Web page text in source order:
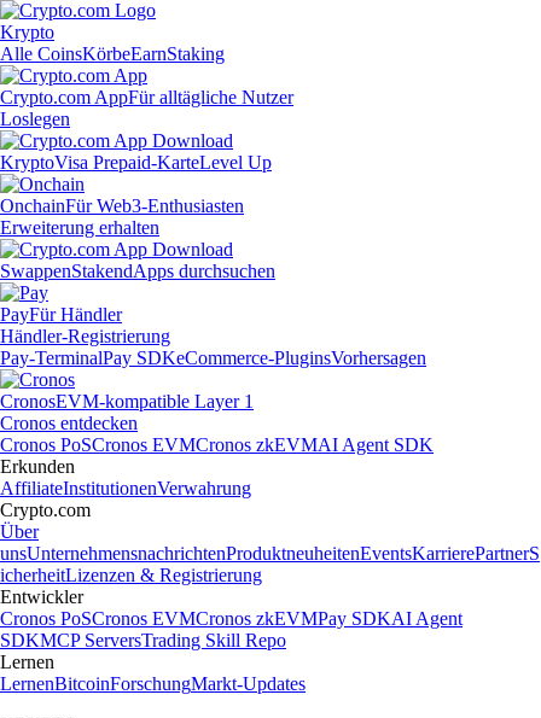
Krypto
Alle CoinsKörbeEarnStaking
Crypto.com AppFür alltägliche Nutzer
Loslegen
KryptoVisa Prepaid-KarteLevel Up
OnchainFür Web3-Enthusiasten
Erweiterung erhalten
SwappenStakendApps durchsuchen
PayFür Händler
Händler-Registrierung
Pay-TerminalPay SDKeCommerce-PluginsVorhersagen
CronosEVM-kompatible Layer 1
Cronos entdecken
Cronos PoSCronos EVMCronos zkEVMAI Agent SDK
Erkunden
AffiliateInstitutionenVerwahrung
Crypto.com
Über
unsUnternehmensnachrichtenProduktneuheitenEventsKarrierePartnerS
icherheitLizenzen & Registrierung
Entwickler
Cronos PoSCronos EVMCronos zkEVMPay SDKAI Agent
SDKMCP ServersTrading Skill Repo
Lernen
LernenBitcoinForschungMarkt-Updates